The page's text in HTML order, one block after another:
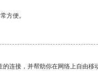
方便。
连接，并帮助你在网络上自由移